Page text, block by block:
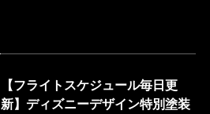
【フライトスケジュール毎日更
新】ディズニーデザイン特別塗装